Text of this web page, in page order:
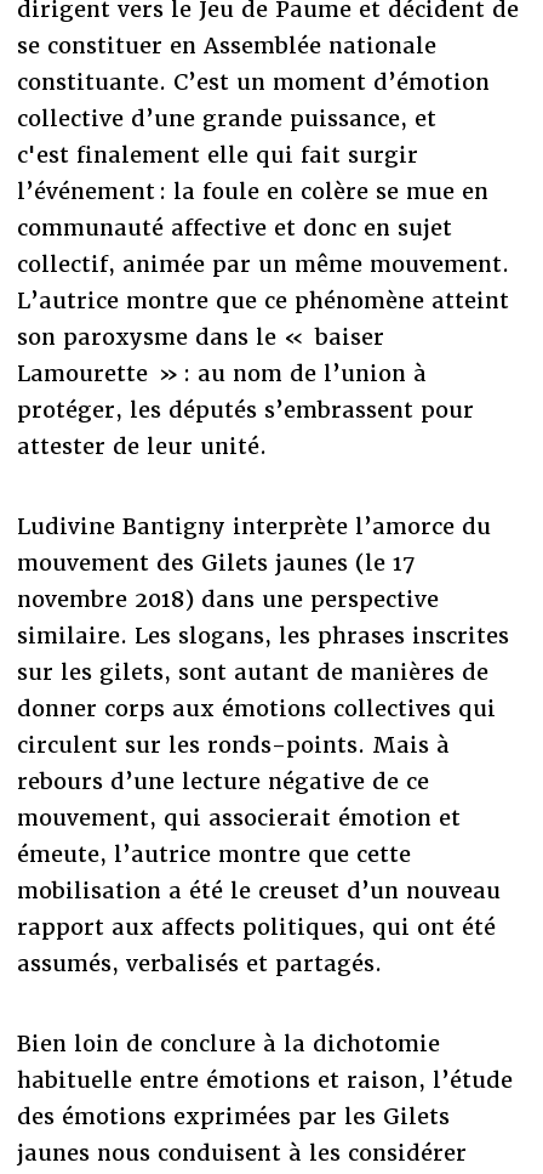
dirigent vers le Jeu de Paume et décident de
se constituer en Assemblée nationale
constituante. C’est un moment d’émotion
collective d’une grande puissance, et
c'est finalement elle qui fait surgir
l’événement : la foule en colère se mue en
communauté affective et donc en sujet
collectif, animée par un même mouvement.
L’autrice montre que ce phénomène atteint
son paroxysme dans le « baiser
Lamourette » : au nom de l’union à
protéger, les députés s’embrassent pour
attester de leur unité.
Ludivine Bantigny interprète l’amorce du
mouvement des Gilets jaunes (le 17
novembre 2018) dans une perspective
similaire. Les slogans, les phrases inscrites
sur les gilets, sont autant de manières de
donner corps aux émotions collectives qui
circulent sur les ronds-points. Mais à
rebours d’une lecture négative de ce
mouvement, qui associerait émotion et
émeute, l’autrice montre que cette
mobilisation a été le creuset d’un nouveau
rapport aux affects politiques, qui ont été
assumés, verbalisés et partagés.
Bien loin de conclure à la dichotomie
habituelle entre émotions et raison, l’étude
des émotions exprimées par les Gilets
jaunes nous conduisent à les considérer